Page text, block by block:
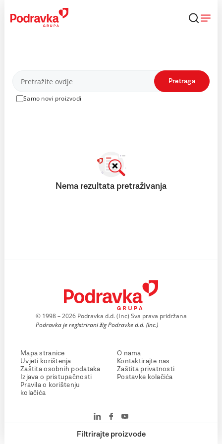
content
Proizvodi
Samo novi proizvodi
Pretraga
Filtrirajte proizvode
Nema rezultata pretraživanja
© 1998 – 2026 Podravka d.d. (Inc) Sva prava pridržana
Podravka je registrirani žig Podravke d.d. (Inc.)
Mapa stranice
Uvjeti korištenja
Zaštita osobnih podataka
Izjava o pristupačnosti
Pravila o korištenju
kolačića
O nama
Kontaktirajte nas
Zaštita privatnosti
Postavke kolačića